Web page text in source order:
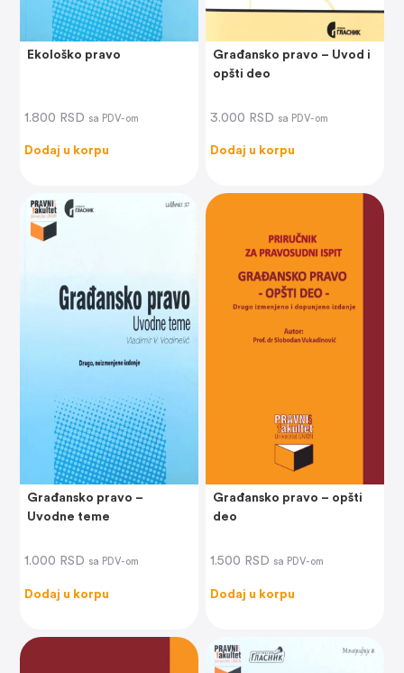
Ekološko pravo
1.800 RSD sa PDV-om
Dodaj u korpu
Građansko pravo – Uvod i
opšti deo
3.000 RSD sa PDV-om
Dodaj u korpu
Građansko pravo –
Uvodne teme
1.000 RSD sa PDV-om
Dodaj u korpu
Građansko pravo – opšti
deo
1.500 RSD sa PDV-om
Dodaj u korpu